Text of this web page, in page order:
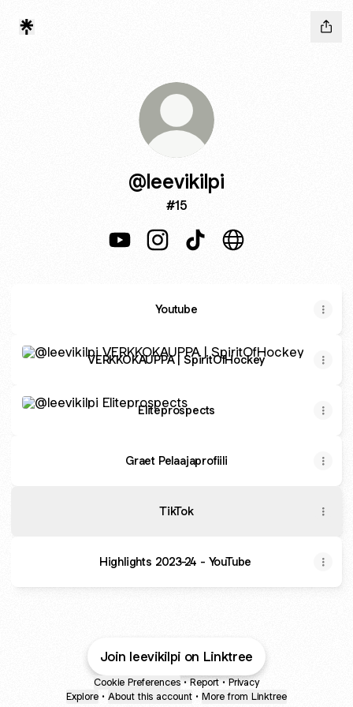
@leevikilpi
#15
Youtube
VERKKOKAUPPA | SpiritOfHockey
Eliteprospects
Graet Pelaajaprofiili
TikTok
Highlights 2023-24 - YouTube
Join leevikilpi on Linktree
Cookie Preferences • Report • Privacy
Explore • About this account • More from Linktree